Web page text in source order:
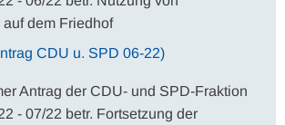
dem Friedhof
CDU u. SPD 06-22)
Antrag der CDU- und SPD-Fraktion
- 07/22 betr. Fortsetzung der